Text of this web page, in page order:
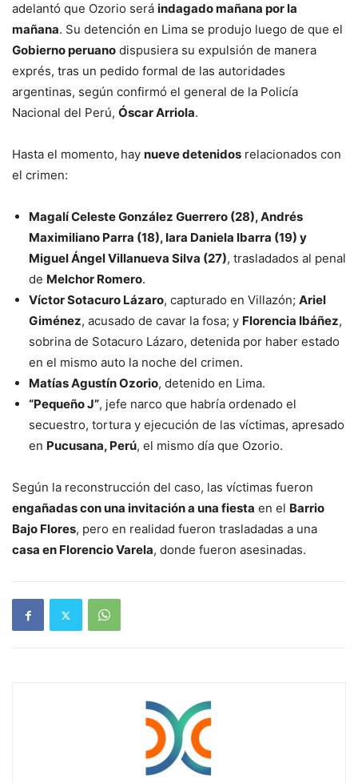
adelantó que Ozorio será indagado mañana por la
mañana. Su detención en Lima se produjo luego de que el
Gobierno peruano dispusiera su expulsión de manera
exprés, tras un pedido formal de las autoridades
argentinas, según confirmó el general de la Policía
Nacional del Perú, Óscar Arriola.
Hasta el momento, hay nueve detenidos relacionados con
el crimen:
Magalí Celeste González Guerrero (28), Andrés
Maximiliano Parra (18), Iara Daniela Ibarra (19) y
Miguel Ángel Villanueva Silva (27), trasladados al penal
de Melchor Romero.
Víctor Sotacuro Lázaro, capturado en Villazón; Ariel
Giménez, acusado de cavar la fosa; y Florencia Ibáñez,
sobrina de Sotacuro Lázaro, detenida por haber estado
en el mismo auto la noche del crimen.
Matías Agustín Ozorio, detenido en Lima.
“Pequeño J”, jefe narco que habría ordenado el
secuestro, tortura y ejecución de las víctimas, apresado
en Pucusana, Perú, el mismo día que Ozorio.
Según la reconstrucción del caso, las víctimas fueron
engañadas con una invitación a una fiesta en el Barrio
Bajo Flores, pero en realidad fueron trasladadas a una
casa en Florencio Varela, donde fueron asesinadas.